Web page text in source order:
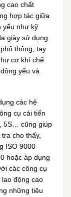
cao chất
hợp tác giữa
yếu như kỹ
giày sử dụng
thông, tay
cơ khí chế
yếu và
các hệ
cụ cải tiến
5S… cũng giúp
cho thấy,
ISO 9000
hoặc áp dụng
các công cụ
động cao
những tiêu